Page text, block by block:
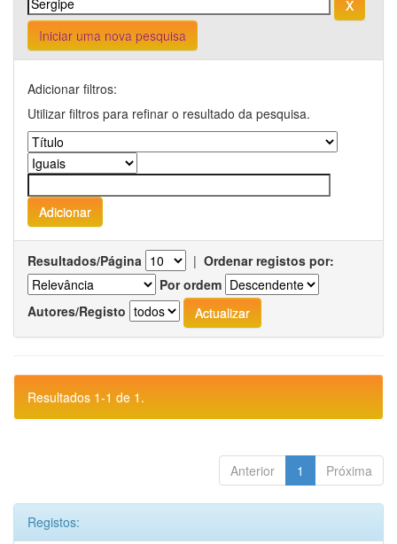
Iniciar uma nova pesquisa
Adicionar filtros:
Utilizar filtros para refinar o resultado da pesquisa.
Resultados/Página | Ordenar registos por:
Por ordem
Autores/Registo
Resultados 1-1 de 1.
Anterior 1 Próxima
Registos: